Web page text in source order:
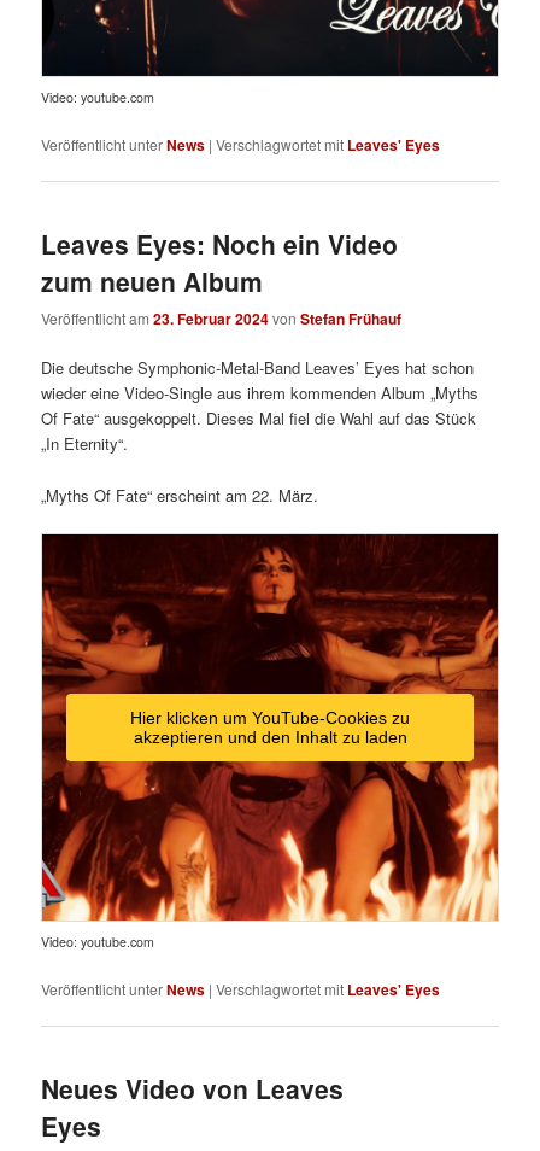
Video: youtube.com
Veröffentlicht unterNews |Verschlagwortet mit Leaves' Eyes
Leaves Eyes: Noch ein Video
zum neuen Album
Veröffentlicht am23. Februar 2024vonStefan Frühauf
Die deutsche Symphonic-Metal-Band Leaves’ Eyes hat schon
wieder eine Video-Single aus ihrem kommenden Album „Myths
Of Fate“ ausgekoppelt. Dieses Mal fiel die Wahl auf das Stück
„In Eternity“.
„Myths Of Fate“ erscheint am 22. März.
Hier klicken um YouTube-Cookies zu
akzeptieren und den Inhalt zu laden
Video: youtube.com
Veröffentlicht unterNews |Verschlagwortet mit Leaves' Eyes
Neues Video von Leaves
Eyes